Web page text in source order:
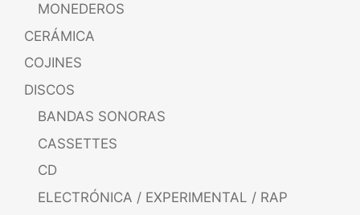
MONEDEROS
CERÁMICA
COJINES
DISCOS
BANDAS SONORAS
CASSETTES
CD
ELECTRÓNICA / EXPERIMENTAL / RAP